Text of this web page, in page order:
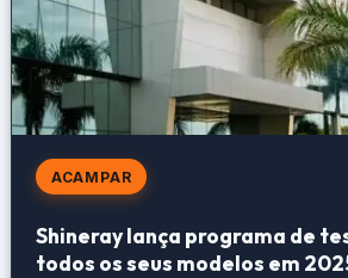
ACAMPAR
Shineray lança programa de
todos os seus modelos em